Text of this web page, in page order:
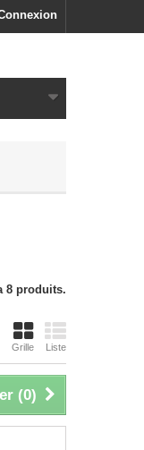
8 produits.
Grille Liste
(0)